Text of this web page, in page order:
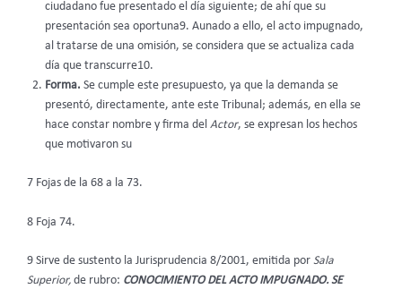
ciudadano fue presentado el día siguiente; de ahí que su
presentación sea oportuna9. Aunado a ello, el acto impugnado,
al tratarse de una omisión, se considera que se actualiza cada
día que transcurre10.
Forma. Se cumple este presupuesto, ya que la demanda se
presentó, directamente, ante este Tribunal; además, en ella se
hace constar nombre y firma del Actor, se expresan los hechos
que motivaron su
7 Fojas de la 68 a la 73.
8 Foja 74.
9 Sirve de sustento la Jurisprudencia 8/2001, emitida por Sala
Superior, de rubro: CONOCIMIENTO DEL ACTO IMPUGNADO. SE